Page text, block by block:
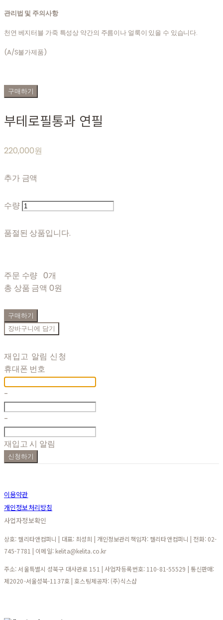
관리법 및 주의사항
천연 베지터블 가죽 특성상 약간의 주름이나 얼룩이 있을 수 있습니다.
(A/S불가제품)
구매하기
부테로필통과 연필
220,000원
추가 금액
수량
품절된 상품입니다.
주문 수량 0개
총 상품 금액 0원
구매하기
장바구니에 담기
재입고 알림 신청
휴대폰 번호
-
-
재입고 시 알림
신청하기
이용약관
개인정보처리방침
사업자정보확인
상호: 켈리타앤컴퍼니 | 대표: 최성희 | 개인정보관리책임자: 켈리타앤컴퍼니 | 전화: 02-
745-7781 | 이메일: kelita@kelita.co.kr
주소: 서울특별시 성북구 대사관로 151 | 사업자등록번호: 110-81-55529 | 통신판매:
제2020-서울성북-1137호| 호스팅제공자: (주)식스샵